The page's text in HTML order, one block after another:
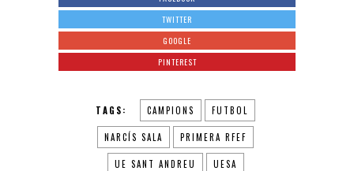
TWITTER
GOOGLE
PINTEREST
TAGS: CAMPIONS FUTBOL
NARCÍS SALA PRIMERA RFEF
UE SANT ANDREU UESA